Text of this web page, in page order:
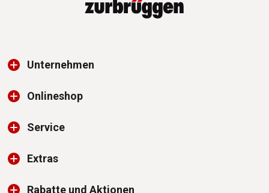
Unternehmen
Onlineshop
Service
Extras
Rabatte und Aktionen